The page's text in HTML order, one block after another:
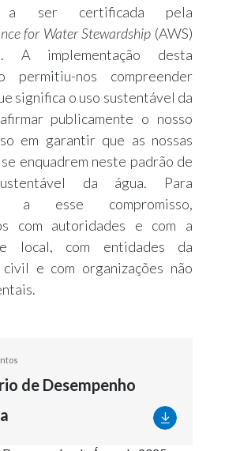
a ser certificada pela
for Water Stewardship (AWS)
A implementação desta
permitiu-nos compreender
significa o uso sustentável da
publicamente o nosso
em garantir que as nossas
enquadrem neste padrão de
da água. Para
a esse compromisso,
com autoridades e com a
local, com entidades da
civil e com organizações não
de Desempenho